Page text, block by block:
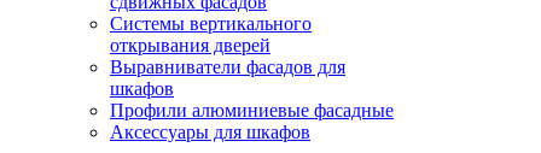
Системы вертикального
открывания дверей
Выравниватели фасадов для
шкафов
Профили алюминиевые фасадные
Аксессуары для шкафов